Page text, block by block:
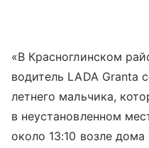
«В Красноглинском
водитель LADA Granta
летнего мальчика,
в неустановленном
около 13:10 возле